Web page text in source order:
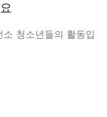
청소년들의 활동입